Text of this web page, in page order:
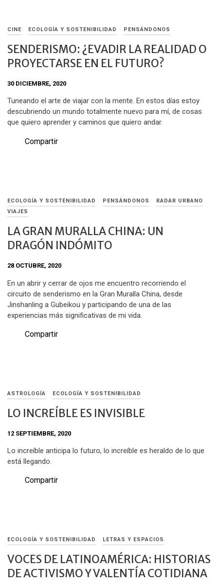
CINE ECOLOGÍA Y SOSTENIBILIDAD PENSÁNDONOS
SENDERISMO: ¿EVADIR LA REALIDAD O
PROYECTARSE EN EL FUTURO?
30 DICIEMBRE, 2020
Tuneando el arte de viajar con la mente. En estos días estoy
descubriendo un mundo totalmente nuevo para mí, de cosas
que quiero aprender y caminos que quiero andar.
Compartir
ECOLOGÍA Y SOSTENIBILIDAD PENSÁNDONOS
RADAR URBANO
VIAJES
LA GRAN MURALLA CHINA: UN
DRAGÓN INDÓMITO
28 OCTUBRE, 2020
En un abrir y cerrar de ojos me encuentro recorriendo el
circuito de senderismo en la Gran Muralla China, desde
Jinshanling a Gubeikou y participando de una de las
experiencias más significativas de mi vida.
Compartir
ASTROLOGÍA ECOLOGÍA Y SOSTENIBILIDAD
LO INCREÍBLE ES INVISIBLE
12 SEPTIEMBRE, 2020
Lo increíble anticipa lo futuro, lo increíble es heraldo de lo que
está llegando.
Compartir
ECOLOGÍA Y SOSTENIBILIDAD LETRAS Y ESPACIOS
VOCES DE LATINOAMÉRICA: HISTORIAS
DE ACTIVISMO Y VALENTÍA COTIDIANA